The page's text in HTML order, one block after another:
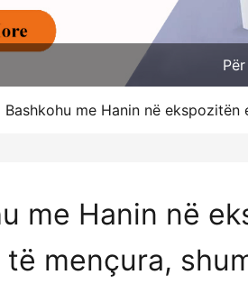
Bashkohu me Hanin në
me Hanin në
të mençura,